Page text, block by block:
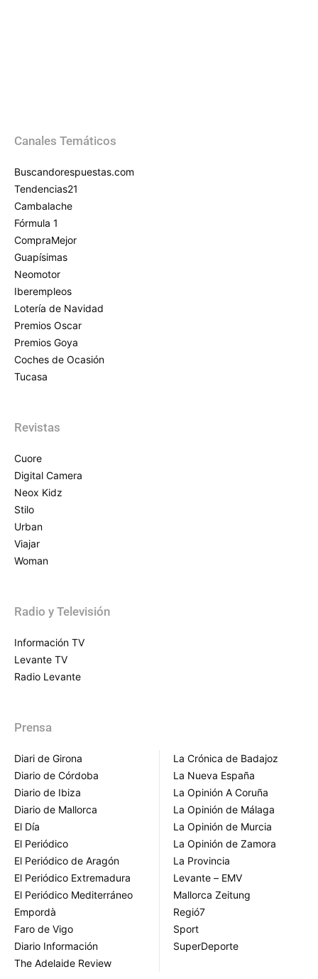
Canales Temáticos
Buscandorespuestas.com
Tendencias21
Cambalache
Fórmula 1
CompraMejor
Guapísimas
Neomotor
Iberempleos
Lotería de Navidad
Premios Oscar
Premios Goya
Coches de Ocasión
Tucasa
Revistas
Cuore
Digital Camera
Neox Kidz
Stilo
Urban
Viajar
Woman
Radio y Televisión
Información TV
Levante TV
Radio Levante
Prensa
Diari de Girona
Diario de Córdoba
Diario de Ibiza
Diario de Mallorca
El Día
El Periódico
El Periódico de Aragón
El Periódico Extremadura
El Periódico Mediterráneo
Empordà
Faro de Vigo
Diario Información
The Adelaide Review
La Crónica de Badajoz
La Nueva España
La Opinión A Coruña
La Opinión de Málaga
La Opinión de Murcia
La Opinión de Zamora
La Provincia
Levante – EMV
Mallorca Zeitung
Regió7
Sport
SuperDeporte